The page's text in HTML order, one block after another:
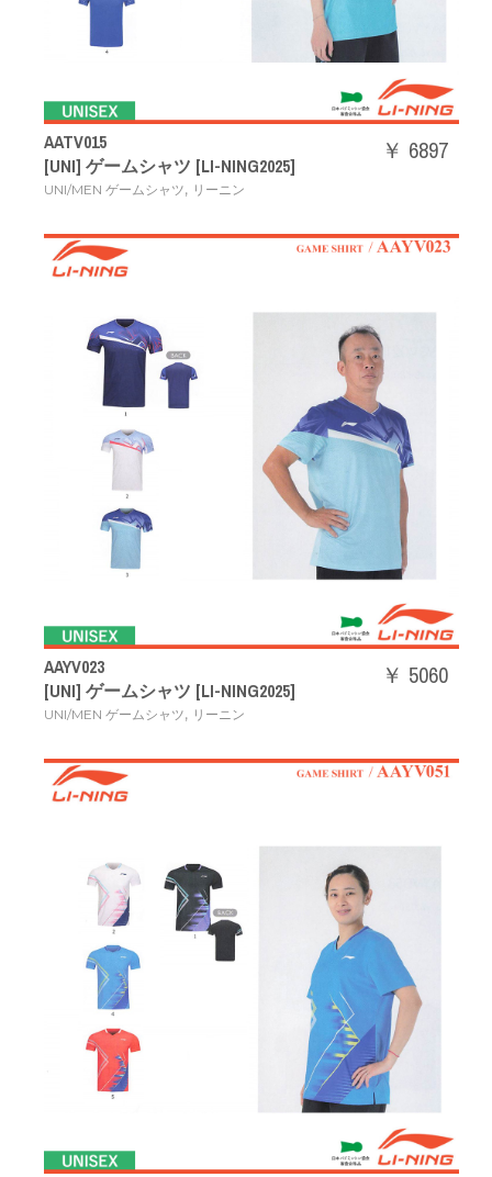
AATV015
[UNI] ゲームシャツ [LI-NING2025]
UNI/MEN ゲームシャツ, リーニン
￥ 6897
AAYV023
[UNI] ゲームシャツ [LI-NING2025]
UNI/MEN ゲームシャツ, リーニン
￥ 5060